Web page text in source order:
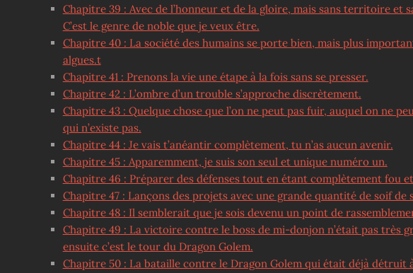
Chapitre 39 : Avec de l’honneur et de la gloire, mais sans territoire et
C’est le genre de noble que je veux être.
Chapitre 40 : La société des humains se porte bien, mais plus
algues.t
Chapitre 41 : Prenons la vie une étape à la fois sans se presser.
Chapitre 42 : L’ombre d’un trouble s’approche discrètement.
Chapitre 43 : Quelque chose que l’on ne peut pas fuir, auquel on ne
qui n’existe pas.
Chapitre 44 : Je vais t’anéantir complètement, tu n’as aucun avenir.
Chapitre 45 : Apparemment, je suis son seul et unique numéro un.
Chapitre 46 : Préparer des défenses tout en étant complètement fou
Chapitre 47 : Lançons des projets avec une grande quantité de soif de
Chapitre 48 : Il semblerait que je sois devenu un point de
Chapitre 49 : La victoire contre le boss de mi-donjon n’était pas très
ensuite c’est le tour du Dragon Golem.
Chapitre 50 : La bataille contre le Dragon Golem qui était déjà détruit